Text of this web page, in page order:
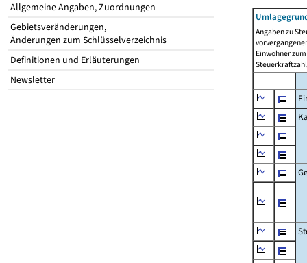
Allgemeine Angaben, Zuordnungen
Gebietsveränderungen,
Änderungen zum Schlüsselverzeichnis
Definitionen und Erläuterungen
Newsletter
Angaben zu
Einwohner